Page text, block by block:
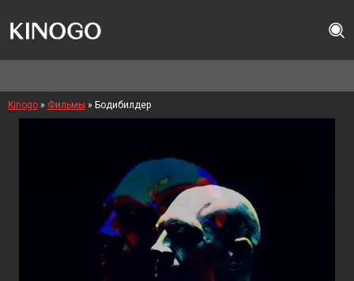
Kinogo » Фильмы » Бодибилдер